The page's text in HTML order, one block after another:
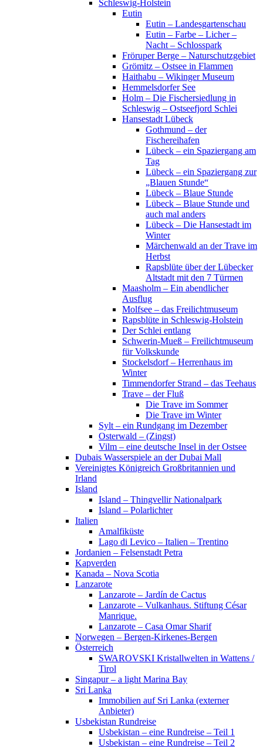
Schleswig-Holstein
Eutin
Eutin – Landesgartenschau
Eutin – Farbe – Licher –
Nacht – Schlosspark
Fröruper Berge – Naturschutzgebiet
Grömitz – Ostsee in Flammen
Haithabu – Wikinger Museum
Hemmelsdorfer See
Holm – Die Fischersiedlung in
Schleswig – Ostseefjord Schlei
Hansestadt Lübeck
Gothmund – der
Fischereihafen
Lübeck – ein Spaziergang am
Tag
Lübeck – ein Spaziergang zur
„Blauen Stunde“
Lübeck – Blaue Stunde
Lübeck – Blaue Stunde und
auch mal anders
Lübeck – Die Hansestadt im
Winter
Märchenwald an der Trave im
Herbst
Rapsblüte über der Lübecker
Altstadt mit den 7 Türmen
Maasholm – Ein abendlicher
Ausflug
Molfsee – das Freilichtmuseum
Rapsblüte in Schleswig-Holstein
Der Schlei entlang
Schwerin-Mueß – Freilichtmuseum
für Volkskunde
Stockelsdorf – Herrenhaus im
Winter
Timmendorfer Strand – das Teehaus
Trave – der Fluß
Die Trave im Sommer
Die Trave im Winter
Sylt – ein Rundgang im Dezember
Osterwald – (Zingst)
Vilm – eine deutsche Insel in der Ostsee
Dubais Wasserspiele an der Dubai Mall
Vereinigtes Königreich Großbritannien und
Irland
Island
Island – Thingvellir Nationalpark
Island – Polarlichter
Italien
Amalfiküste
Lago di Levico – Italien – Trentino
Jordanien – Felsenstadt Petra
Kapverden
Kanada – Nova Scotia
Lanzarote
Lanzarote – Jardín de Cactus
Lanzarote – Vulkanhaus. Stiftung César
Manrique.
Lanzarote – Casa Omar Sharif
Norwegen – Bergen-Kirkenes-Bergen
Österreich
SWAROVSKI Kristallwelten in Wattens /
Tirol
Singapur – a light Marina Bay
Sri Lanka
Immobilien auf Sri Lanka (externer
Anbieter)
Usbekistan Rundreise
Usbekistan – eine Rundreise – Teil 1
Usbekistan – eine Rundreise – Teil 2